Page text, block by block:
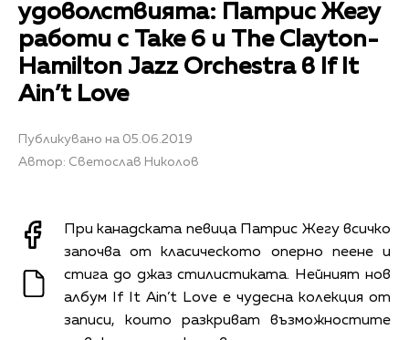
удоволствията: Патрис Жегу
работи с Take 6 и The Clayton-
Hamilton Jazz Orchestra в If It
Ain’t Love
Публикувано на 05.06.2019
Автор: Светослав Николов
При канадската певица Патрис Жегу всичко
започва от класическото оперно пеене и
стига до джаз стилистиката. Нейният нов
албум If It Ain’t Love е чудесна колекция от
записи, които разкриват възможностите